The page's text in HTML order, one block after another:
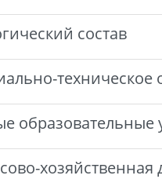
состав
техническое
образовательные
хозяйственная